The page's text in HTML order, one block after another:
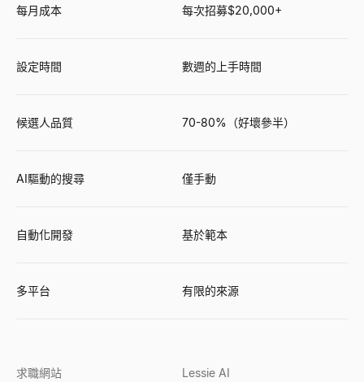
求職網站 Lessie AI
每月成本 每次招募$20,000+
設定時間 數週的上手時間
候選人品質 70-80%（好壞參半）
AI驅動的搜尋 僅手動
自動化開發 基於範本
多平台 有限的來源